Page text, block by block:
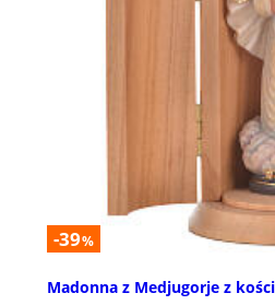
-39%
Madonna z Medjugorje z